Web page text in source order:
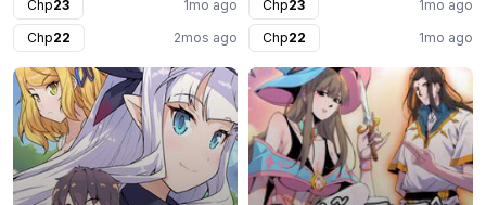
Chp23
1mo ago
Chp22 2mos ago
Chp23
1mo ago
Chp22 1mo ago